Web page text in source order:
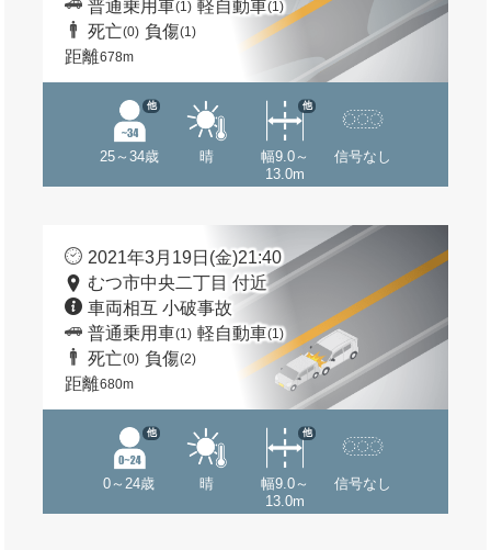
普通乗用車(1) 軽自動車(1)
死亡(0) 負傷(1)
距離678m
25～34歳
他
晴
幅9.0～
13.0m
他
信号なし
2021年3月19日(金)21:40
むつ市中央二丁目 付近
車両相互 小破事故
普通乗用車(1) 軽自動車(1)
死亡(0) 負傷(2)
距離680m
0～24歳
他
晴
幅9.0～
13.0m
他
信号なし